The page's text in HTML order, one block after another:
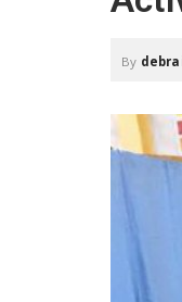
By